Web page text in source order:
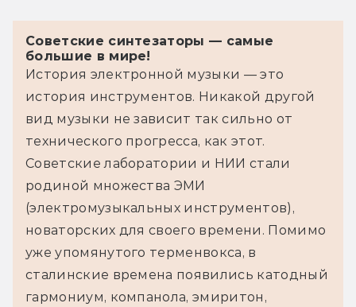
Советские синтезаторы — самые
большие в мире!
История электронной музыки — это
история инструментов. Никакой другой
вид музыки не зависит так сильно от
технического прогресса, как этот.
Советские лаборатории и НИИ стали
родиной множества ЭМИ
(электромузыкальных инструментов),
новаторских для своего времени. Помимо
уже упомянутого терменвокса, в
сталинские времена появились катодный
гармониум, компанола, эмиритон,